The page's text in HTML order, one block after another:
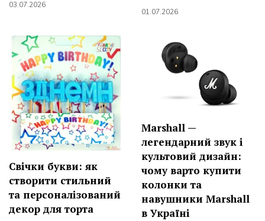
03.07.2026
01.07.2026
Свічки букви: як
створити стильний
та персоналізований
декор для торта
Marshall —
легендарний звук і
культовий дизайн:
чому варто купити
колонки та
навушники Marshall
в Україні